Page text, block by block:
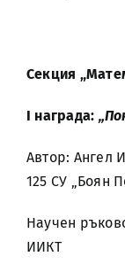
Секция
I награда:
Автор: Ангел
125 СУ „Боян
Научен
ИИКТ